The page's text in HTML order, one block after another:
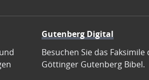
Gutenberg Digital
Besuchen Sie das Faksimile
Göttinger Gutenberg Bibel.